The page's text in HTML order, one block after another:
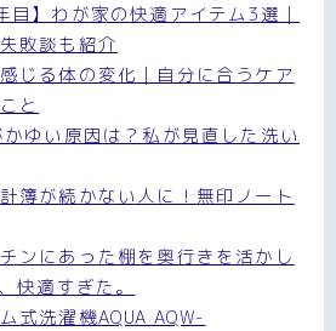
目】わが家の快適アイテム3選｜
敗談も紹介
じる体の変化｜自分に合うケア
と
ゆい原因は？私が見直した洗い
簿が続かない人に！無印ノート
ンにあった棚を奥行きを活かし
快適すぎた。
式洗濯機AQUA AQW-